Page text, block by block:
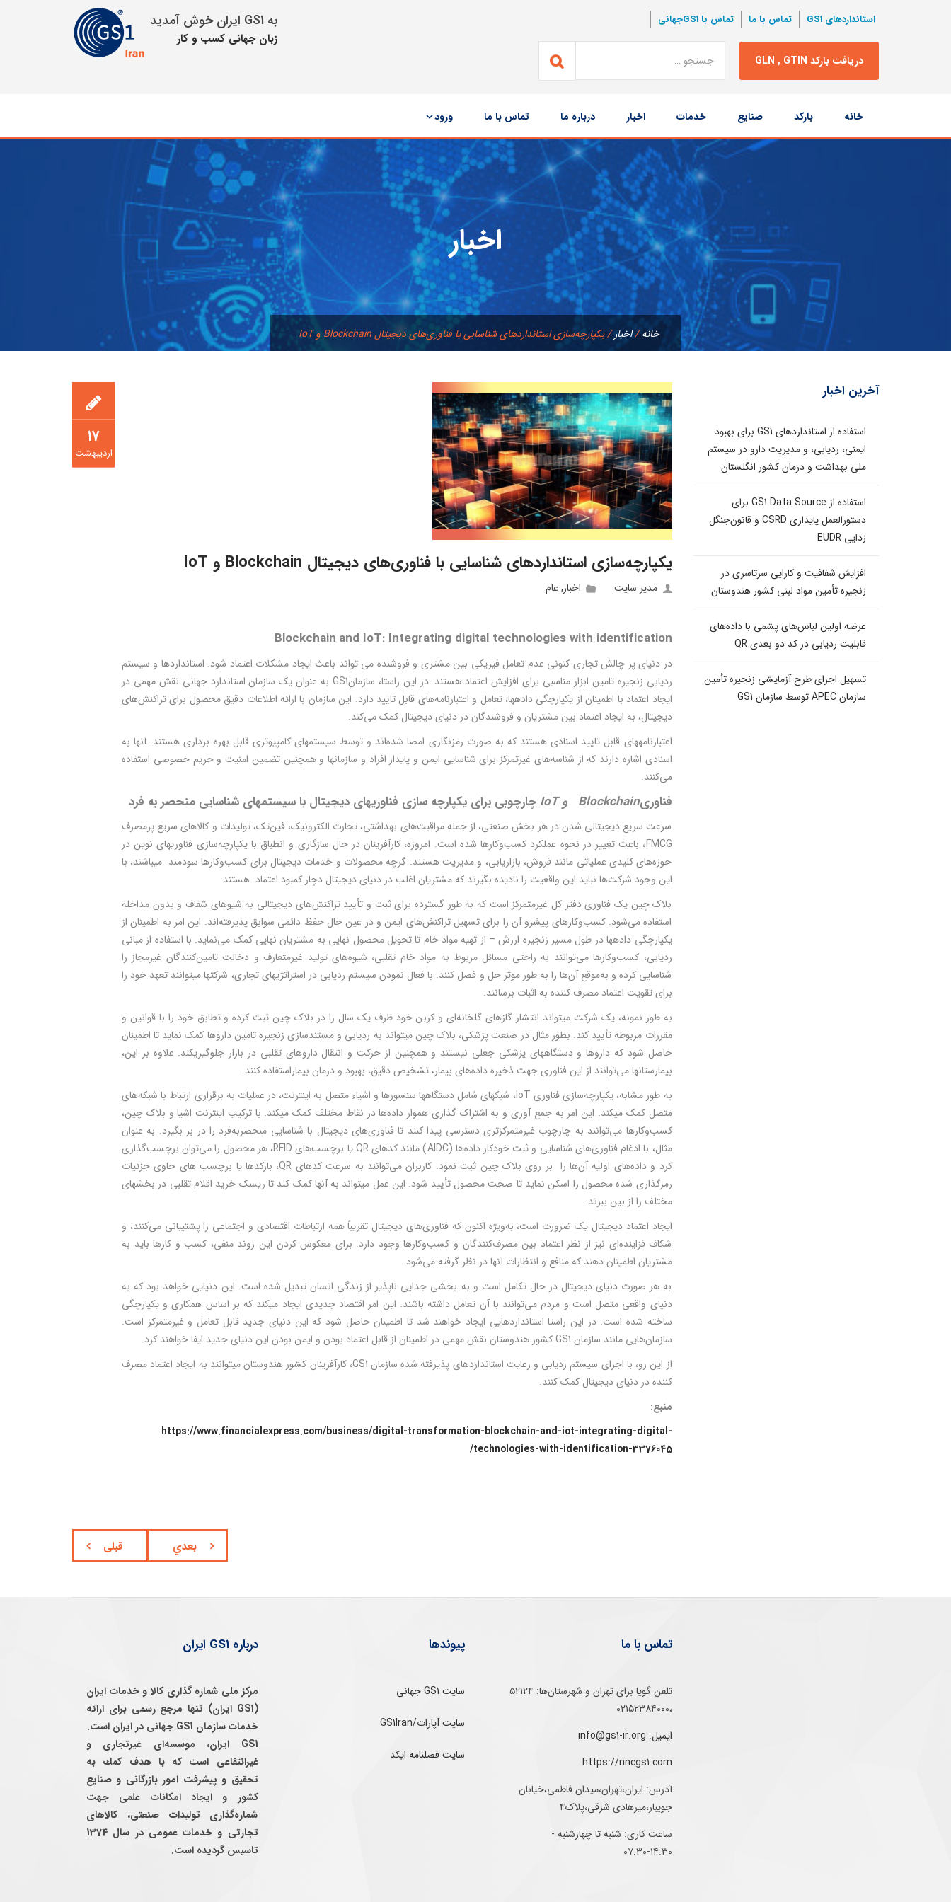
به GS1 ایران خوش آمدید
زبان جهانی كسب و كار
استانداردهای GS1 تماس با ما تماس با GS1جهانی
دریافت بارکد GLN , GTIN
نتبجه
جستجو
محتوا
خانه بارکد صنایع خدمات اخبار درباره ما تماس با ما ورود
اخبار
خانه/اخبار/یکپارچه‌سازی استانداردهای شناسایی با فناوری‌های دیجیتال Blockchain و IoT
۱۷
اردیبهشت
یکپارچه‌سازی استانداردهای شناسایی با فناوری‌های دیجیتال Blockchain و IoT
مدیر سایت اخبار, عام
Blockchain and IoT: Integrating digital technologies with identification
در دنیای پر چالش تجاری کنونی عدم تعامل فیزیکی بین مشتری و فروشنده می تواند باعث ایجاد مشکلات اعتماد شود. استانداردها و سیستم
ردیابی زنجیره تامین ابزار مناسبی برای افزایش اعتماد هستند. در این راستا، سازمانGS1 به عنوان یک سازمان استاندارد جهانی نقش مهمی در
ایجاد اعتماد با اطمینان از یکپارچگی داده­ها، تعامل و اعتبارنامه‌­های قابل تایید دارد. این سازمان با ارائه اطلاعات دقیق محصول برای تراکنش‌های
دیجیتال، به ایجاد اعتماد بین مشتریان و فروشندگان در دنیای دیجیتال کمک می‌کند.
اعتبارنامه­های قابل تایید اسنادی هستند که به صورت رمزنگاری امضا شده‌­اند و توسط سیستم­های کامپیوتری قابل بهره برداری هستند. آن­ها به
اسنادی اشاره دارند که از شناسه­‌های غیرتمرکز برای شناسایی ایمن و پایدار افراد و سازمان­ها و همچنین تضمین امنیت و حریم خصوصی استفاده
می­‌کنند.
فناوریBlockchain وIoT چارچوبی برای یکپارچه سازی فناوری­های دیجیتال با سیستم­های شناسایی منحصر به فرد
سرعت سریع دیجیتالی شدن در هر بخش صنعتی، از جمله مراقبت‌های بهداشتی، تجارت الکترونیک، فین‌تک، تولیدات و کالاهای سریع پرمصرف
FMCG، باعث تغییر در نحوه عملکرد کسب‌وکارها شده است. امروزه، کارآفرینان در حال سازگاری و انطباق با یکپارچه‌سازی فناوری­های نوین در
حوزه‌های کلیدی عملیاتی مانند فروش، بازاریابی، و مدیریت هستند. گرچه محصولات و خدمات دیجیتال برای کسب‌وکارها سودمند می­باشند، با
این وجود شرکت‌ها نباید این واقعیت را نادیده بگیرند که مشتریان اغلب در دنیای دیجیتال دچار کمبود اعتماد. هستند
بلاک چین یک فناوری دفتر کل غیرمتمرکز است که به طور گسترده برای ثبت و تأیید تراکنش‌­های دیجیتالی به شیوه­ای شفاف و بدون مداخله
استفاده می­‌شود. کسب‌وکارهای پیشرو آن را برای تسهیل تراکنش‌های ایمن و در عین حال حفظ دائمی سوابق پذیرفته‌اند. این امر به اطمینان از
یکپارچگی داده­ها در طول مسیر زنجیره ارزش – از تهیه مواد خام تا تحویل محصول نهایی به مشتریان نهایی کمک می­‌نماید. با استفاده از مبانی
ردیابی، کسب‌وکارها می‌توانند به راحتی مسائل مربوط به مواد خام تقلبی، شیوه‌های تولید غیرمتعارف و دخالت تامین‌کنندگان غیرمجاز را
شناسایی کرده و به‌موقع آن‌ها را به طور موثر حل و فصل کنند. با فعال نمودن سیستم ردیابی در استراتژی­های تجاری، شرکت­ها می­توانند تعهد خود را
برای تقویت اعتماد مصرف کننده به اثبات برسانند.
به طور نمونه، یک شرکت می­تواند انتشار گازهای گلخانه‌ای و کربن خود ظرف یک سال را در بلاک چین ثبت کرده و تطابق خود را با قوانین و
مقررات مربوطه تأیید کند. بطور مثال در صنعت پزشکی، بلاک چین می­تواند به ردیابی و مستندسازی زنجیره تامین داروها کمک نماید تا اطمینان
حاصل شود که داروها و دستگاه­های پزشکی جعلی نیستند و همچنین از حرکت و انتقال داروهای تقلبی در بازار جلوگیری­کند. علاوه بر این،
بیمارستان­ها می‌توانند از این فناوری جهت ذخیره داده­‌های بیمار، تشخیص دقیق، بهبود و درمان بیماراستفاده کنند.
به طور مشابه، یکپارچه‌­سازی فناوری IoT، شبکه­ای شامل دستگاه­­ها سنسورها و اشیاء متصل به اینترنت، در عملیات به برقراری ارتباط با شبکه‌­های
متصل کمک می­کند. این امر به جمع آوری و به اشتراک گذاری هموار داد­ه‌­ها در نقاط مختلف کمک می­کند. با ترکیب اینترنت اشیا و بلاک چین،
کسب‌وکارها می‌توانند به چارچوب غیرمتمرکزتری دسترسی پیدا کنند تا فناوری‌های دیجیتال با شناسایی منحصربه‌فرد را در بر بگیرد. به عنوان
مثال، با ادغام فناوری‌های شناسایی و ثبت خودکار داده‌­ها (AIDC) مانند کدهای QR یا برچسب‌های RFID، هر محصول را می‌توان برچسب‌گذاری
کرد و داده‌های اولیه آن‌ها را بر روی بلاک چین ثبت نمود. کاربران می‌­توانند به سرعت کدهای QR، بارکدها یا برچسب های حاوی جزئیات
رمزگذاری شده محصول را اسکن نماید تا صحت محصول تأیید شود. این عمل می­تواند به آنها کمک کند تا ریسک خرید اقلام تقلبی در بخش­های
مختلف را از بین ببرند.
ایجاد اعتماد دیجیتال یک ضرورت است، به‌ویژه اکنون که فناوری‌های دیجیتال تقریباً همه ارتباطات اقتصادی و اجتماعی را پشتیبانی می‌کنند، و
شکاف فزاینده‌ای نیز از نظر اعتماد بین مصرف‌کنندگان و کسب‌وکارها وجود دارد. برای معکوس کردن این روند منفی، کسب و کارها باید به
مشتریان اطمینان دهند که منافع و انتظارات آنها در نظر گرفته می­‌شود.
به هر صورت دنیای دیجیتال در حال تکامل است و به بخشی جدایی ناپذیر از زندگی انسان تبدیل شده است. این دنیایی خواهد بود که به
دنیای واقعی متصل است و مردم می­‌توانند با آن تعامل داشته باشند. این امر اقتصاد جدیدی ایجاد می­کند که بر اساس همکاری و یکپارچگی
ساخته شده است. در این راستا استانداردهایی ایجاد خواهند شد تا اطمینان حاصل شود که این دنیای جدید قابل تعامل و غیرمتمرکز است.
سازمان‌هایی مانند سازمان GS1 کشور هندوستان نقش مهمی در اطمینان از قابل اعتماد بودن و ایمن بودن این دنیای جدید ایفا خواهند کرد.
از این رو، با اجرای سیستم ردیابی و رعایت استانداردهای پذیرفته شده سازمان GS1، کارآفرینان کشور هندوستان می­توانند به ایجاد اعتماد مصرف
کننده در دنیای دیجیتال کمک کنند.
منبع:
https://www.financialexpress.com/business/digital-transformation-blockchain-and-iot-integrating-digital-
technologies-with-identification-3376045/
قبلی بعدي
آخرین اخبار
استفاده از استانداردهای GS1 برای بهبود
ایمنی، ردیابی، و مدیریت دارو در سیستم
ملی بهداشت و درمان کشور انگلستان
استفاده از GS1 Data Source برای
دستورالعمل پایداری CSRD و قانون‌جنگل
زدایی EUDR
افزایش شفافیت و کارایی سرتاسری در
زنجیره تأمین مواد لبنی کشور هندوستان
عرضه اولین لباس‌های پشمی با داده‌های
قابلیت ردیابی در کد دو بعدی QR
تسهیل اجرای طرح آزمایشی زنجیره تأمین
سازمان APEC توسط سازمان GS1
درباره GS1 ایران
مرکز ملی شماره گذاری کالا و خدمات ایران
(GS1 ایران) تنها مرجع رسمی برای ارائه
خدمات سازمان GS1 جهانی در ایران است.
GS1 ایران، موسسه‌ای غيرتجاری و
غيرانتفاعی است كه با هدف كمك به
تحقيق و پيشرفت امور بازرگانی و صنايع
كشور و ايجاد امكانات علمی جهت
شماره‌گذاری توليدات صنعتی، كالاهای
تجارتی و خدمات عمومی در سال 1374
تاسيس گرديده است.
پیوندها
سایت GS1 جهانی
سایت آپارات/GS1Iran
سایت فصلنامه ایکد
تماس با ما
تلفن‌ گویا برای‌ تهران‌‌ و‌ شهرستان‌ها:‌ ۵۲۱۲۴
،۰۲۱۵۲۳۸۴۰۰۰
ایمیل: info@gs1-ir.org
https://nncgs1.com
آدرس: ایران،تهران،میدان فاطمی،خیابان
جویبار،میرهادی شرقی،پلاک۴
ساعت کاری: شنبه تا چهارشنبه -
۱۴:۳۰-۰۷:۳۰